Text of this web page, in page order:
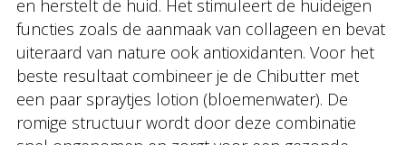
en herstelt de huid. Het stimuleert de huideigen
functies zoals de aanmaak van collageen en bevat
uiteraard van nature ook antioxidanten. Voor het
beste resultaat combineer je de Chibutter met
een paar spraytjes lotion (bloemenwater). De
romige structuur wordt door deze combinatie